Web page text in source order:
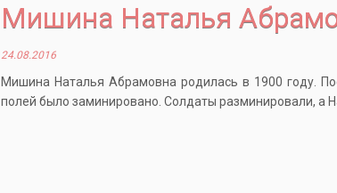
Мишина Наталья
24.08.2016
Мишина Наталья Абрамовна родилась в 1900 году.
полей было заминировано. Солдаты разминировали, а